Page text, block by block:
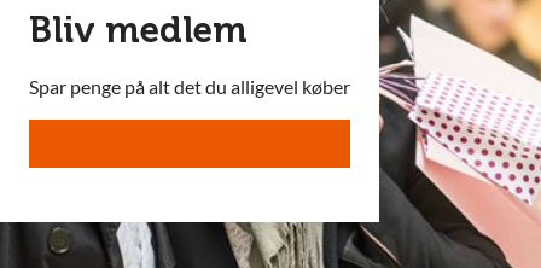
Bliv medlem
Spar penge på alt det du alligevel køber